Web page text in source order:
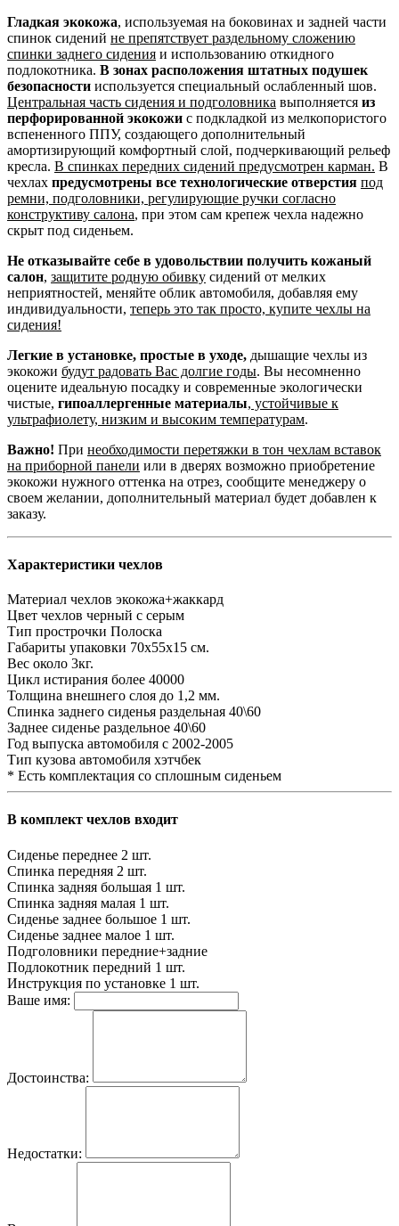
Гладкая экокожа, используемая на боковинах и задней части
спинок сидений не препятствует раздельному сложению
спинки заднего сидения и использованию откидного
подлокотника. В зонах расположения штатных подушек
безопасности используется специальный ослабленный шов.
Центральная часть сидения и подголовника выполняется из
перфорированной экокожи с подкладкой из мелкопористого
вспененного ППУ, создающего дополнительный
амортизирующий комфортный слой, подчеркивающий рельеф
кресла. В спинках передних сидений предусмотрен карман. В
чехлах предусмотрены все технологические отверстия под
ремни, подголовники, регулирующие ручки согласно
конструктиву салона, при этом сам крепеж чехла надежно
скрыт под сиденьем.
Не отказывайте себе в удовольствии получить кожаный
салон, защитите родную обивку сидений от мелких
неприятностей, меняйте облик автомобиля, добавляя ему
индивидуальности, теперь это так просто, купите чехлы на
сидения!
Легкие в установке, простые в уходе, дышащие чехлы из
экокожи будут радовать Вас долгие годы. Вы несомненно
оцените идеальную посадку и современные экологически
чистые, гипоаллергенные материалы, устойчивые к
ультрафиолету, низким и высоким температурам.
Важно! При необходимости перетяжки в тон чехлам вставок
на приборной панели или в дверях возможно приобретение
экокожи нужного оттенка на отрез, сообщите менеджеру о
своем желании, дополнительный материал будет добавлен к
заказу.
Характеристики чехлов
Материал чехлов экокожа+жаккард
Цвет чехлов черный с серым
Тип прострочки Полоска
Габариты упаковки 70х55х15 см.
Вес около 3кг.
Цикл истирания более 40000
Толщина внешнего слоя до 1,2 мм.
Спинка заднего сиденья раздельная 40\60
Заднее сиденье раздельное 40\60
Год выпуска автомобиля с 2002-2005
Тип кузова автомобиля хэтчбек
* Есть комплектация со сплошным сиденьем
В комплект чехлов входит
Сиденье переднее 2 шт.
Спинка передняя 2 шт.
Спинка задняя большая 1 шт.
Спинка задняя малая 1 шт.
Сиденье заднее большое 1 шт.
Сиденье заднее малое 1 шт.
Подголовники передние+задние
Подлокотник передний 1 шт.
Инструкция по установке 1 шт.
Ваше имя:
Достоинства:
Недостатки: